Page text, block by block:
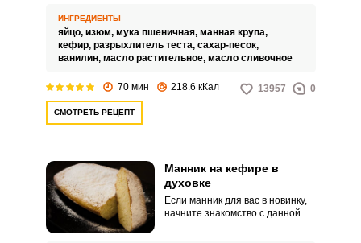
ИНГРЕДИЕНТЫ
яйцо, изюм, мука пшеничная, манная крупа,
кефир, разрыхлитель теста, сахар-песок,
ванилин, масло растительное, масло сливочное
70 мин 218.6 кКал 13957 0
СМОТРЕТЬ РЕЦЕПТ
Манник на кефире в
духовке
Если манник для вас в новинку,
начните знакомство с данной